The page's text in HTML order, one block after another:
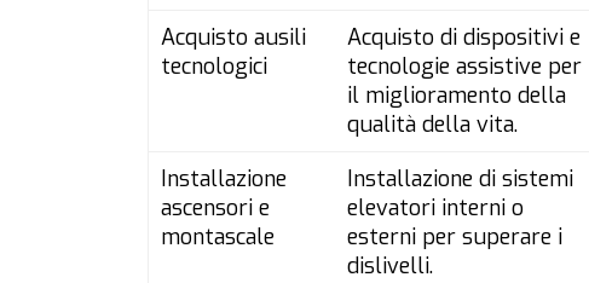
Acquisto ausili
tecnologici
Acquisto di dispositivi e
tecnologie assistive per
il miglioramento della
qualità della vita.
Installazione
ascensori e
montascale
Installazione di sistemi
elevatori interni o
esterni per superare i
dislivelli.